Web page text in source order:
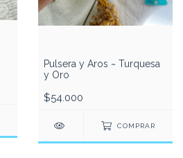
Pulsera y Aros ~ Turquesa
y Oro
$54.000
COMPRAR